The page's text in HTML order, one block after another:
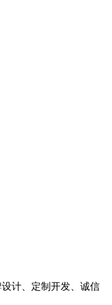
计、定制开发、诚信